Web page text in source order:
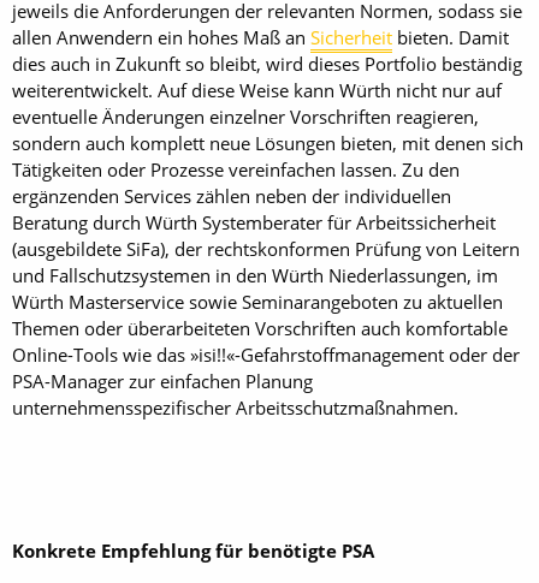
jeweils die Anforderungen der relevanten Normen, sodass sie
allen Anwendern ein hohes Maß an Sicherheit bieten. Damit
dies auch in Zukunft so bleibt, wird dieses Portfolio beständig
weiterentwickelt. Auf diese Weise kann Würth nicht nur auf
eventuelle Änderungen einzelner Vorschriften reagieren,
sondern auch komplett neue Lösungen bieten, mit denen sich
Tätigkeiten oder Prozesse vereinfachen lassen. Zu den
ergänzenden Services zählen neben der individuellen
Beratung durch Würth Systemberater für Arbeitssicherheit
(ausgebildete SiFa), der rechtskonformen Prüfung von Leitern
und Fallschutzsystemen in den Würth Niederlassungen, im
Würth Masterservice sowie Seminarangeboten zu aktuellen
Themen oder überarbeiteten Vorschriften auch komfortable
Online-Tools wie das »isi!!«-Gefahrstoffmanagement oder der
PSA-Manager zur einfachen Planung
unternehmensspezifischer Arbeitsschutzmaßnahmen.
Konkrete Empfehlung für benötigte PSA